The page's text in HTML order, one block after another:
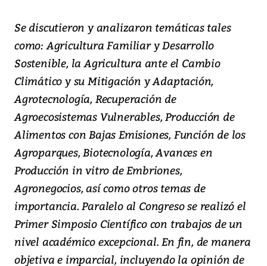
Se discutieron y analizaron temáticas tales
como: Agricultura Familiar y Desarrollo
Sostenible, la Agricultura ante el Cambio
Climático y su Mitigación y Adaptación,
Agrotecnología, Recuperación de
Agroecosistemas Vulnerables, Producción de
Alimentos con Bajas Emisiones, Función de los
Agroparques, Biotecnología, Avances en
Producción in vitro de Embriones,
Agronegocios, así como otros temas de
importancia. Paralelo al Congreso se realizó el
Primer Simposio Científico con trabajos de un
nivel académico excepcional. En fin, de manera
objetiva e imparcial, incluyendo la opinión de